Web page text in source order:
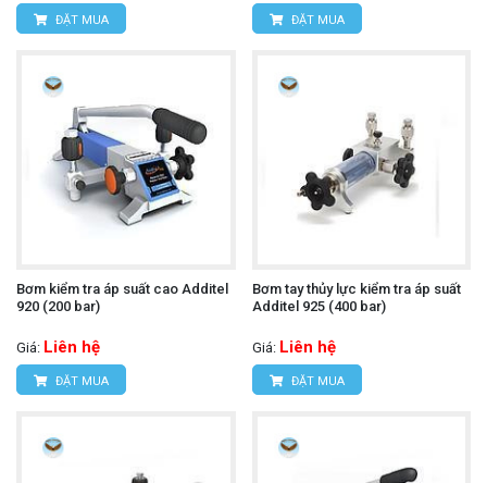
ĐẶT MUA ĐẶT MUA
Bơm kiểm tra áp suất cao Additel
920 (200 bar)
Giá: Liên hệ
ĐẶT MUA
Bơm tay thủy lực kiểm tra áp suất
Additel 925 (400 bar)
Giá: Liên hệ
ĐẶT MUA